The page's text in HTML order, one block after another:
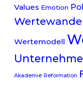
Values Emotion
Wertemodell
Akademie Reformation